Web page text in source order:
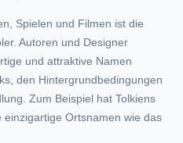
Spielen und Filmen ist die
Autoren und Designer
und attraktive Namen
den Hintergrundbedingungen
Zum Beispiel hat Tolkiens
Ortsnamen wie das